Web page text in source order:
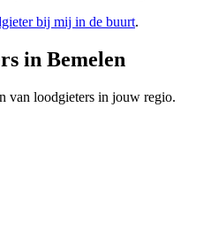
bij mij in de buurt.
in Bemelen
van loodgieters in jouw regio.